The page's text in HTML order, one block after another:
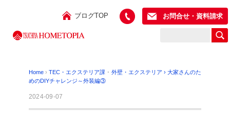
ブログTOP お問合せ・資料請求
Home › TEC・エクステリア課 ･ 外壁・エクステリア › 大家さんのた
めのDIYチャレンジ～外装編③
2024-09-07